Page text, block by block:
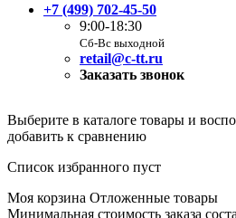
+7 (499) 702-45-50
9:00-18:30
Сб-Вс выходной
retail@c-tt.ru
Заказать звонок
Выберите в каталоге товары и
добавить к сравнению
Список избранного пуст
Моя корзина Отложенные товары
Минимальная стоимость заказа